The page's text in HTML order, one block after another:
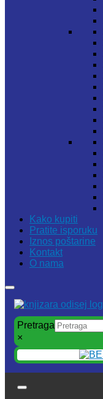
Kako kupiti
Pratite isporuku
Iznos poštarine
Kontakt
O nama
Pretraga
×